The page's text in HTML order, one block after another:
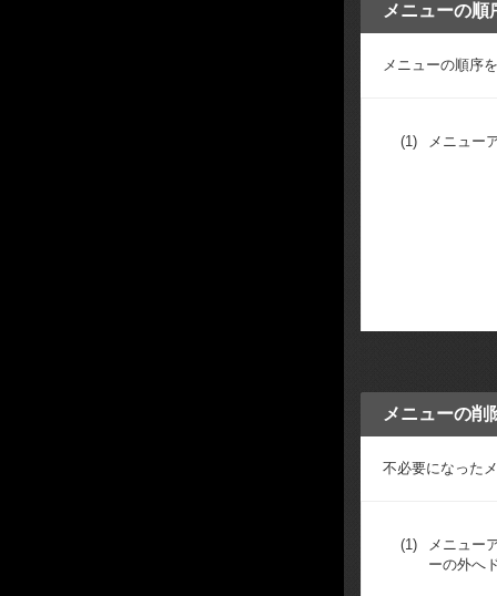
メニューの順
メニューの順序
(1) メニュー
メニューの削
不必要になった
(1)
メニュー
ーの外へ